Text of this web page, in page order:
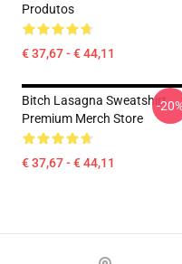
Produtos
€ 37,67 - € 44,11
Bitch Lasagna Sweatshirt
Premium Merch Store
€ 37,67 - € 44,11
-